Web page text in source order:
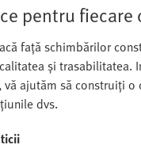
pentru fiecare
față schimbărilor
și
ajutăm să construiți
dvs.